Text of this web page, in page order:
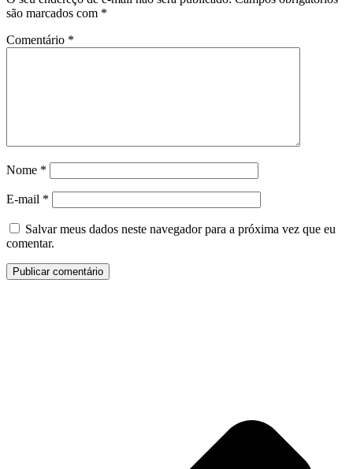
são marcados com *
Comentário *
Nome *
E-mail *
Salvar meus dados neste navegador para a próxima vez que eu
comentar.